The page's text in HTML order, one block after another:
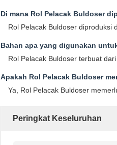
Di mana Rol Pelacak Buldoser
Rol Pelacak Buldoser diproduksi
Bahan apa yang digunakan
Rol Pelacak Buldoser terbuat
Apakah Rol Pelacak Buldoser
Ya, Rol Pelacak Buldoser
Peringkat Keseluruhan